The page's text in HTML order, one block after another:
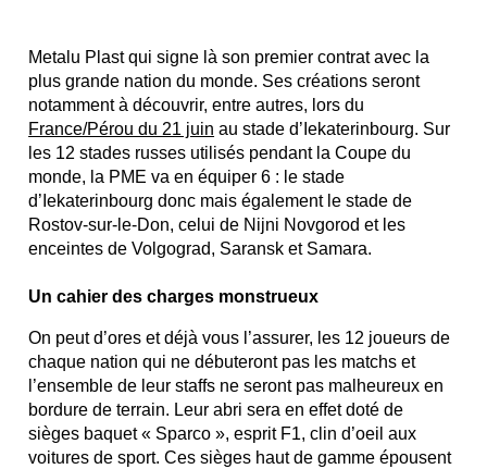
Metalu Plast qui signe là son premier contrat avec la
plus grande nation du monde. Ses créations seront
notamment à découvrir, entre autres, lors du
France/Pérou du 21 juin au stade d’Iekaterinbourg. Sur
les 12 stades russes utilisés pendant la Coupe du
monde, la PME va en équiper 6 : le stade
d’Iekaterinbourg donc mais également le stade de
Rostov-sur-le-Don, celui de Nijni Novgorod et les
enceintes de Volgograd, Saransk et Samara.
Un cahier des charges monstrueux
On peut d’ores et déjà vous l’assurer, les 12 joueurs de
chaque nation qui ne débuteront pas les matchs et
l’ensemble de leur staffs ne seront pas malheureux en
bordure de terrain. Leur abri sera en effet doté de
sièges baquet « Sparco », esprit F1, clin d’oeil aux
voitures de sport. Ces sièges haut de gamme épousent